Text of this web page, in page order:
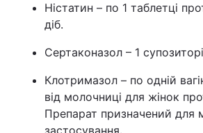
Ністатин – по 1 таблетці
діб.
Сертаконазол – 1
Клотримазол – по одній
від молочниці для жінок
Препарат призначений для
застосування.